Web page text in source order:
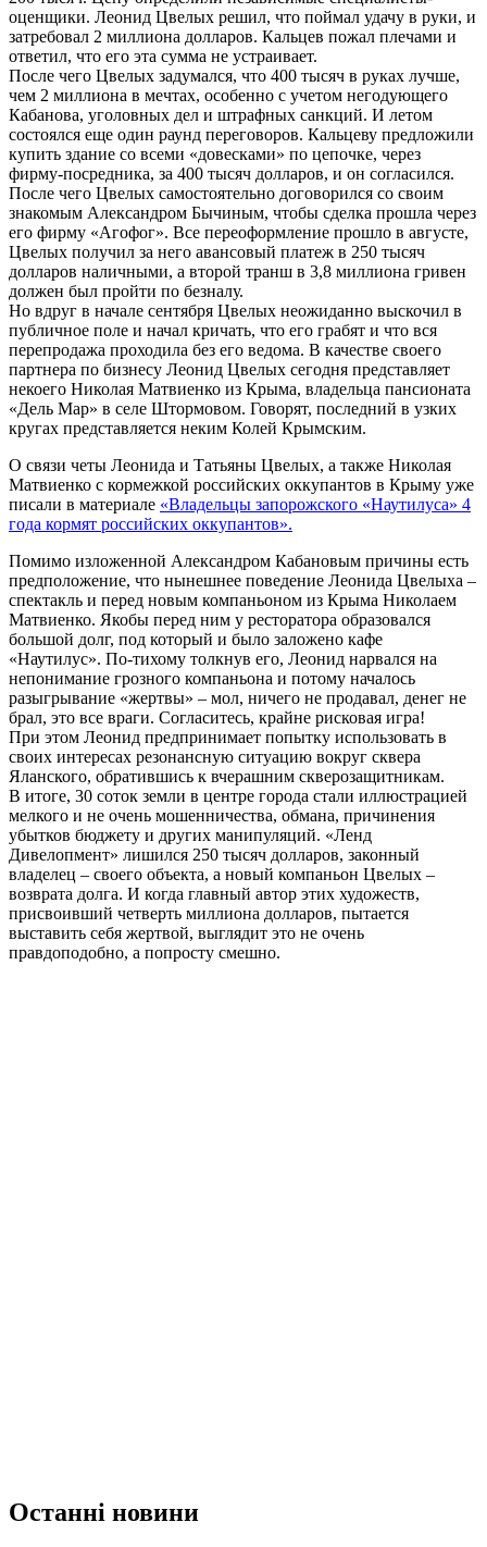
оценщики. Леонид Цвелых решил, что поймал удачу в руки, и
затребовал 2 миллиона долларов. Кальцев пожал плечами и
ответил, что его эта сумма не устраивает.
После чего Цвелых задумался, что 400 тысяч в руках лучше,
чем 2 миллиона в мечтах, особенно с учетом негодующего
Кабанова, уголовных дел и штрафных санкций. И летом
состоялся еще один раунд переговоров. Кальцеву предложили
купить здание со всеми «довесками» по цепочке, через
фирму-посредника, за 400 тысяч долларов, и он согласился.
После чего Цвелых самостоятельно договорился со своим
знакомым Александром Бычиным, чтобы сделка прошла через
его фирму «Агофог». Все переоформление прошло в августе,
Цвелых получил за него авансовый платеж в 250 тысяч
долларов наличными, а второй транш в 3,8 миллиона гривен
должен был пройти по безналу.
Но вдруг в начале сентября Цвелых неожиданно выскочил в
публичное поле и начал кричать, что его грабят и что вся
перепродажа проходила без его ведома. В качестве своего
партнера по бизнесу Леонид Цвелых сегодня представляет
некоего Николая Матвиенко из Крыма, владельца пансионата
«Дель Мар» в селе Штормовом. Говорят, последний в узких
кругах представляется неким Колей Крымским.
О связи четы Леонида и Татьяны Цвелых, а также Николая
Матвиенко с кормежкой российских оккупантов в Крыму уже
писали в материале «Владельцы запорожского «Наутилуса» 4
года кормят российских оккупантов».
Помимо изложенной Александром Кабановым причины есть
предположение, что нынешнее поведение Леонида Цвелыха –
спектакль и перед новым компаньоном из Крыма Николаем
Матвиенко. Якобы перед ним у ресторатора образовался
большой долг, под который и было заложено кафе
«Наутилус». По-тихому толкнув его, Леонид нарвался на
непонимание грозного компаньона и потому началось
разыгрывание «жертвы» – мол, ничего не продавал, денег не
брал, это все враги. Согласитесь, крайне рисковая игра!
При этом Леонид предпринимает попытку использовать в
своих интересах резонансную ситуацию вокруг сквера
Яланского, обратившись к вчерашним скверозащитникам.
В итоге, 30 соток земли в центре города стали иллюстрацией
мелкого и не очень мошенничества, обмана, причинения
убытков бюджету и других манипуляций. «Ленд
Дивелопмент» лишился 250 тысяч долларов, законный
владелец – своего объекта, а новый компаньон Цвелых –
возврата долга. И когда главный автор этих художеств,
присвоивший четверть миллиона долларов, пытается
выставить себя жертвой, выглядит это не очень
правдоподобно, а попросту смешно.
Останні новини